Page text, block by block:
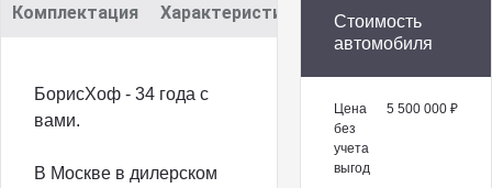
Комплектация Характеристики Описание
БорисХоф - 34 года с
вами.
В Москве в дилерском
Стоимость
автомобиля
Цена
без
учета
выгод
5 500 000 ₽